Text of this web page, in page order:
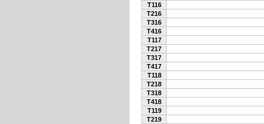
T116
T216
T316
T416
T117
T217
T317
T417
T118
T218
T318
T418
T119
T219